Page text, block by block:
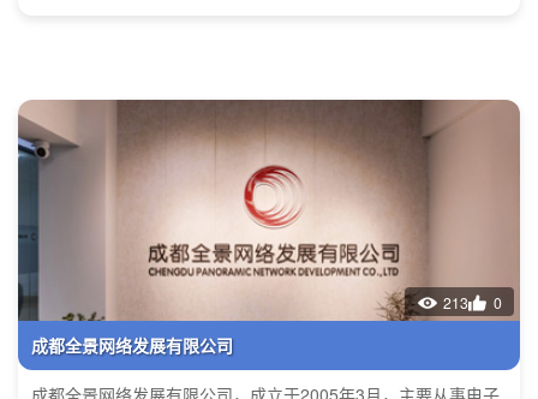
213 0
成都全景网络发展有限公司